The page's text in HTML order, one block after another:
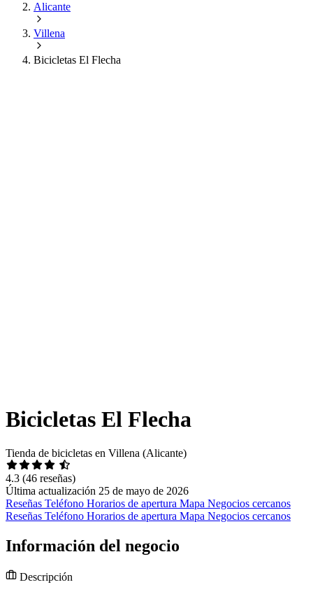
Alicante
Villena
Bicicletas El Flecha
Bicicletas El Flecha
Tienda de bicicletas en Villena (Alicante)
4.3 (46 reseñas)
Última actualización 25 de mayo de 2026
Reseñas Teléfono Horarios de apertura Mapa Negocios cercanos
Reseñas Teléfono Horarios de apertura Mapa Negocios cercanos
Información del negocio
Descripción